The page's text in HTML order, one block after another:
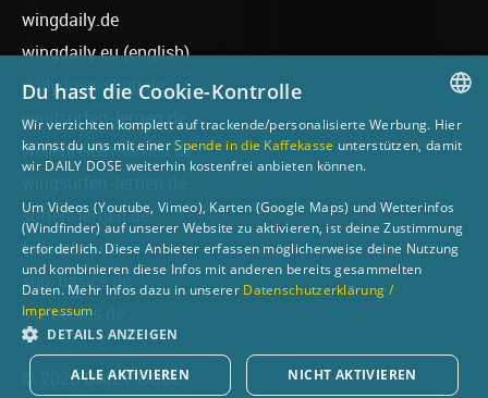
wingdaily.de
wingdaily.eu(english)
dailydose-shop.de
windsurfen-lernen.de
wellenreiten-lernen.de
surfen-lernen.de
foilsurfen.de
sup-basics.de
ski-basics.de
© 2026 DAILY DOSE
GERMAN
Du hast die Cookie-Kontrolle
Wir verzichten komplett auf trackende/personalisierte Werbung. Hier
kannst du uns mit einerSpende in die Kaffekasse unterstützen, damit
wir DAILY DOSE weiterhin kostenfrei anbieten können.
Um Videos (Youtube, Vimeo), Karten (Google Maps) und Wetterinfos
(Windfinder) auf unserer Website zu aktivieren, ist deine Zustimmung
erforderlich. Diese Anbieter erfassen möglicherweise deine Nutzung
und kombinieren diese Infos mit anderen bereits gesammelten
Daten. Mehr Infos dazu in unserer Datenschutzerklärung /
Impressum
DETAILS ANZEIGEN
ALLE AKTIVIEREN NICHT AKTIVIEREN